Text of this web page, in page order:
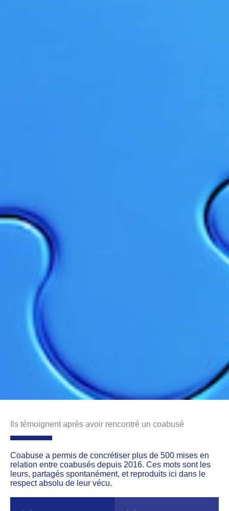
Ils témoignent après avoir rencontré un coabusé
Coabuse a permis de concrétiser plus de 500 mises en
relation entre coabusés depuis 2016. Ces mots sont les
leurs, partagés spontanément, et reproduits ici dans le
respect absolu de leur vécu.